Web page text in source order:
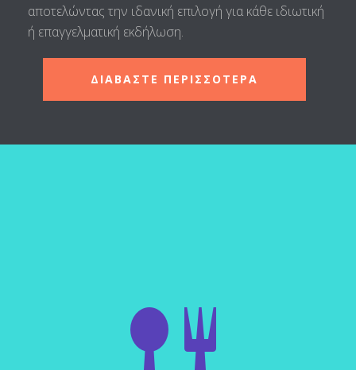
αποτελώντας την ιδανική επιλογή για κάθε ιδιωτική
ή επαγγελματική εκδήλωση.
ΔΙΑΒΑΣΤΕ ΠΕΡΙΣΣΟΤΕΡΑ